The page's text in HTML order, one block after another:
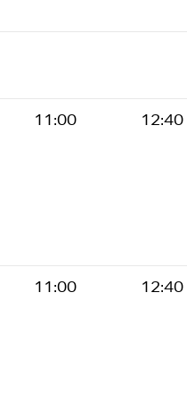
11:00 12:40
11:00 12:40